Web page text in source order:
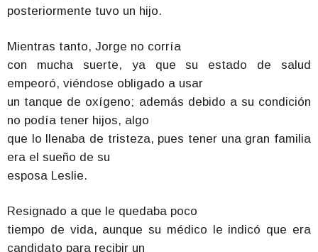
posteriormente tuvo un hijo.
Mientras tanto, Jorge no corría
con mucha suerte, ya que su estado de salud
empeoró, viéndose obligado a usar
un tanque de oxígeno; además debido a su condición
no podía tener hijos, algo
que lo llenaba de tristeza, pues tener una gran familia
era el sueño de su
esposa Leslie.
Resignado a que le quedaba poco
tiempo de vida, aunque su médico le indicó que era
candidato para recibir un